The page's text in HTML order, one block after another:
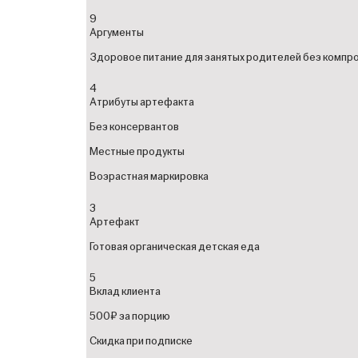
9
Аргументы
Здоровое питание для занятых родителей без
4
Атрибуты артефакта
Без консервантов
Местные продукты
Возрастная маркировка
3
Артефакт
Готовая органическая детская еда
5
Вклад клиента
500₽ за порцию
Скидка при подписке